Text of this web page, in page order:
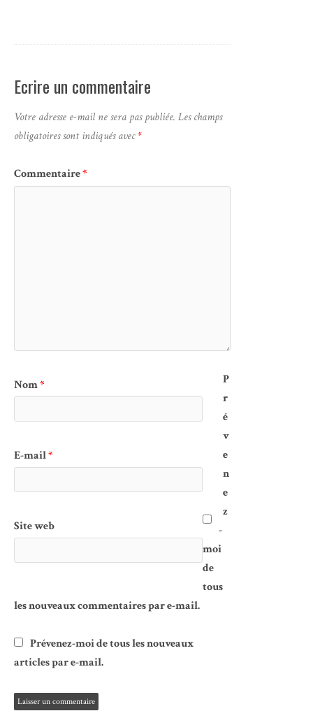
Ecrire un commentaire
Votre adresse e-mail ne sera pas publiée. Les champs
obligatoires sont indiqués avec*
Commentaire*
Nom*
E-mail*
Site web
P
r
é
v
e
n
e
z
-
moi
de
tous
les nouveaux commentaires par e-mail.
Prévenez-moi de tous les nouveaux
articles par e-mail.